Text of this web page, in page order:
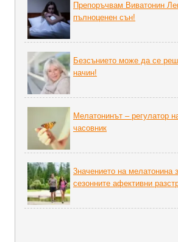
Препоръчвам Виватонин
пълноценен сън!
Безсънието може да се
начин!
Мелатонинът – регулатор
часовник
3начението на мелатонина
сезонните афективни